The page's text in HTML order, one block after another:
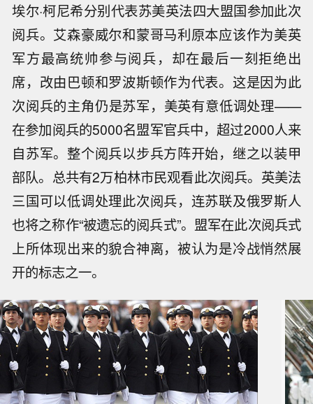
埃尔·柯尼希分别代表苏美英法四大盟国参加此次
阅兵。艾森豪威尔和蒙哥马利原本应该作为美英
军方最高统帅参与阅兵，却在最后一刻拒绝出
席，改由巴顿和罗波斯顿作为代表。这是因为此
次阅兵的主角仍是苏军，美英有意低调处理——
在参加阅兵的5000名盟军官兵中，超过2000人来
自苏军。整个阅兵以步兵方阵开始，继之以装甲
部队。总共有2万柏林市民观看此次阅兵。英美法
三国可以低调处理此次阅兵，连苏联及俄罗斯人
也将之称作“被遗忘的阅兵式”。盟军在此次阅兵式
上所体现出来的貌合神离，被认为是冷战悄然展
开的标志之一。